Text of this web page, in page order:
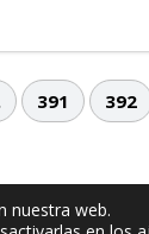
391 392
nuestra web.